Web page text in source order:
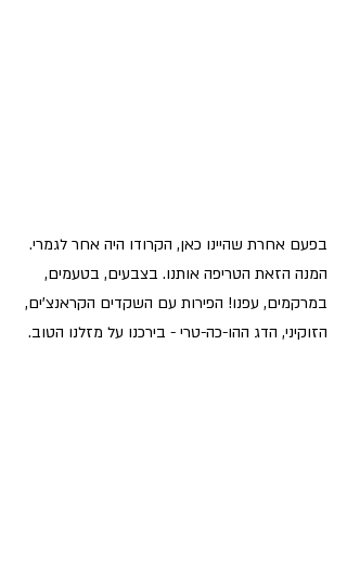
בפעם אחרת שהיינו כאן, הקרודו היה אחר לגמרי.
המנה הזאת הטריפה אותנו. בצבעים, בטעמים,
במרקמים, עפנו! הפירות עם השקדים הקראנצ'ים,
הזוקיני, הדג ההו-כה-טרי - בירכנו על מזלנו הטוב.